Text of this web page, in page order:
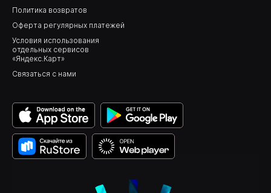
Политика возвратов
Оферта регулярных платежей
Условия использования
отдельных сервисов
«Яндекс.Карт»
Связаться с нами